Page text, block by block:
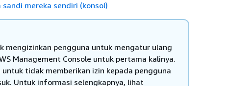
mereka sendiri (konsol)
mengizinkan pengguna untuk mengatur ulang
Management Console untuk pertama kalinya.
untuk tidak memberikan izin kepada pengguna
Untuk informasi selengkapnya, lihat